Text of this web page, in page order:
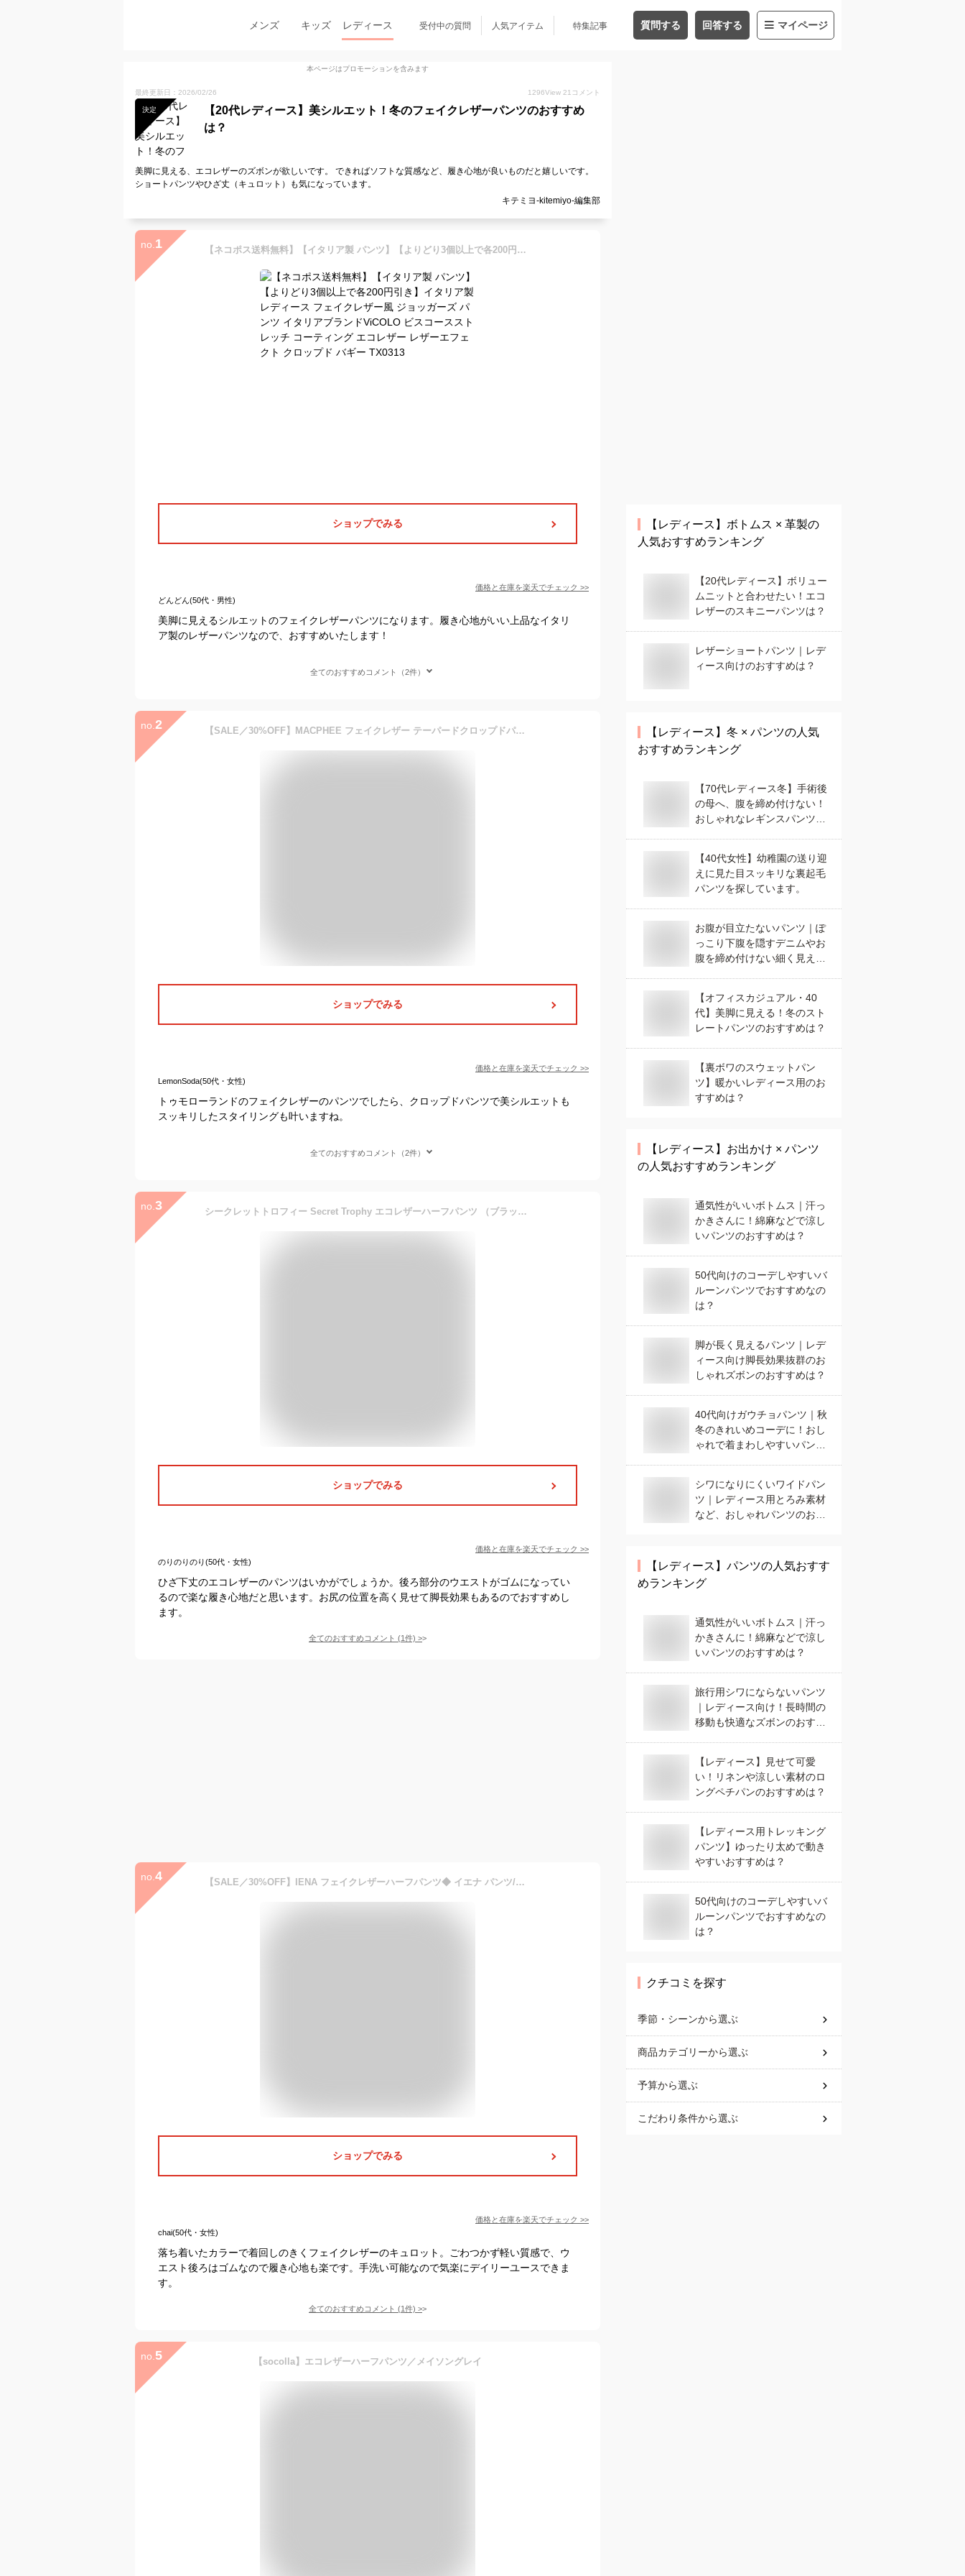
メンズ キッズ レディース 受付中の質問 人気アイテム 特集記事 質問する 回答する マイページ
本ページはプロモーションを含みます
最終更新日：2026/02/26 1296View 21 コメント
決定
【20代レディース】美シルエット！冬のフェイクレザーパンツのおすすめ
は？
美脚に見える、エコレザーのズボンが欲しいです。 できればソフトな質感など、履き心地が良いものだと嬉しいです。
ショートパンツやひざ丈（キュロット）も気になっています。
キテミヨ-kitemiyo-編集部
no. 1 【ネコポス送料無料】【イタリア製 パンツ】【よりどり3個以上で各200円引き】イタリア製 レディース フェイクレザー風 ジョッガーズ パンツ イタリアブランドViCOLO ビスコースストレッチ コーティング エコレザー レザーエフェクト クロップド バギー TX0313
ショップでみる
価格と在庫を楽天でチェック >>
どんどん(50代・男性)
美脚に見えるシルエットのフェイクレザーパンツになります。履き心地がいい上品なイタリ
ア製のレザーパンツなので、おすすめいたします！
全てのおすすめコメント（2件）
no. 2 【SALE／30%OFF】MACPHEE フェイクレザー テーパードクロップドパンツ トゥモローランド パンツ/ジーンズ クロップド/半端丈パンツ【送料無料】
ショップでみる
価格と在庫を楽天でチェック >>
LemonSoda(50代・女性)
トゥモローランドのフェイクレザーのパンツでしたら、クロップドパンツで美シルエットも
スッキリしたスタイリングも叶いますね。
全てのおすすめコメント（2件）
no. 3 シークレットトロフィー Secret Trophy エコレザーハーフパンツ （ブラック）
ショップでみる
価格と在庫を楽天でチェック >>
のりのりのり(50代・女性)
ひざ下丈のエコレザーのパンツはいかがでしょうか。後ろ部分のウエストがゴムになってい
るので楽な履き心地だと思います。お尻の位置を高く見せて脚長効果もあるのでおすすめし
ます。
全てのおすすめコメント (1件) >
no. 4 【SALE／30%OFF】IENA フェイクレザーハーフパンツ◆ イエナ パンツ/ジーンズ ショートパンツ カーキ グレー【送料無料】
ショップでみる
価格と在庫を楽天でチェック >>
chai(50代・女性)
落ち着いたカラーで着回しのきくフェイクレザーのキュロット。ごわつかず軽い質感で、ウ
エスト後ろはゴムなので履き心地も楽です。手洗い可能なので気楽にデイリーユースできま
す。
全てのおすすめコメント (1件) >
no. 5 【socolla】エコレザーハーフパンツ／メイソングレイ
【レディース】 ボトムス × 革製の
人気おすすめランキング
【20代レディース】ボリュー
ムニットと合わせたい！エコ
レザーのスキニーパンツは？
レザーショートパンツ｜レデ
ィース向けのおすすめは？
【レディース】 冬 × パンツの人気
おすすめランキング
【70代レディース冬】手術後
の母へ、腹を締め付けない！
おしゃれなレギンスパンツ
【40代女性】幼稚園の送り迎
えに見た目スッキリな裏起毛
パンツを探しています。
お腹が目立たないパンツ｜ぽ
っこり下腹を隠すデニムやお
腹を締め付けない細く見える
【オフィスカジュアル・40
代】美脚に見える！冬のスト
レートパンツのおすすめは？
【裏ボワのスウェットパン
ツ】暖かいレディース用のお
すすめは？
【レディース】 お出かけ × パンツ
の人気おすすめランキング
通気性がいいボトムス｜汗っ
かきさんに！綿麻などで涼し
いパンツのおすすめは？
50代向けのコーデしやすいバ
ルーンパンツでおすすめなの
は？
脚が長く見えるパンツ｜レデ
ィース向け脚長効果抜群のお
しゃれズボンのおすすめは？
40代向けガウチョパンツ｜秋
冬のきれいめコーデに！おし
ゃれで着まわしやすいパンツ
シワになりにくいワイドパン
ツ｜レディース用とろみ素材
など、おしゃれパンツのおす
【レディース】 パンツの人気おすす
めランキング
通気性がいいボトムス｜汗っ
かきさんに！綿麻などで涼し
いパンツのおすすめは？
旅行用シワにならないパンツ
｜レディース向け！長時間の
移動も快適なズボンのおすす
【レディース】見せて可愛
い！リネンや涼しい素材のロ
ングペチパンのおすすめは？
【レディース用トレッキング
パンツ】ゆったり太めで動き
やすいおすすめは？
50代向けのコーデしやすいバ
ルーンパンツでおすすめなの
は？
クチコミを探す
季節・シーンから選ぶ
商品カテゴリーから選ぶ
予算から選ぶ
こだわり条件から選ぶ